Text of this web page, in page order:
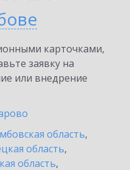
карточками,
заявку на
или внедрение
область,
область,
область,